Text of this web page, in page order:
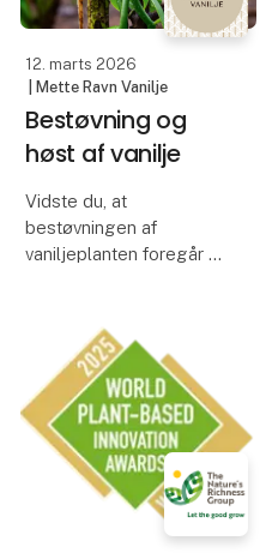
12. marts 2026
| Mette Ravn Vanilje
Bestøvning og
høst af vanilje
Vidste du, at
bestøvningen af
vaniljeplanten foregår én
middagssolen tørrer
pollenet ud?
Efter bestøvningen
sætter vaniljeplanten
frugter (vaniljebønner),